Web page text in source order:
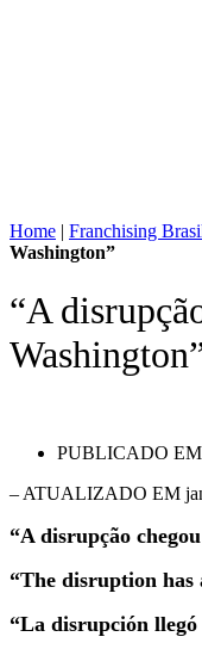
Home | Franchising
Washington”
“A
PUBLICADO EM
– ATUALIZADO EM
“A disrupção
“The disruption
“La disrupción